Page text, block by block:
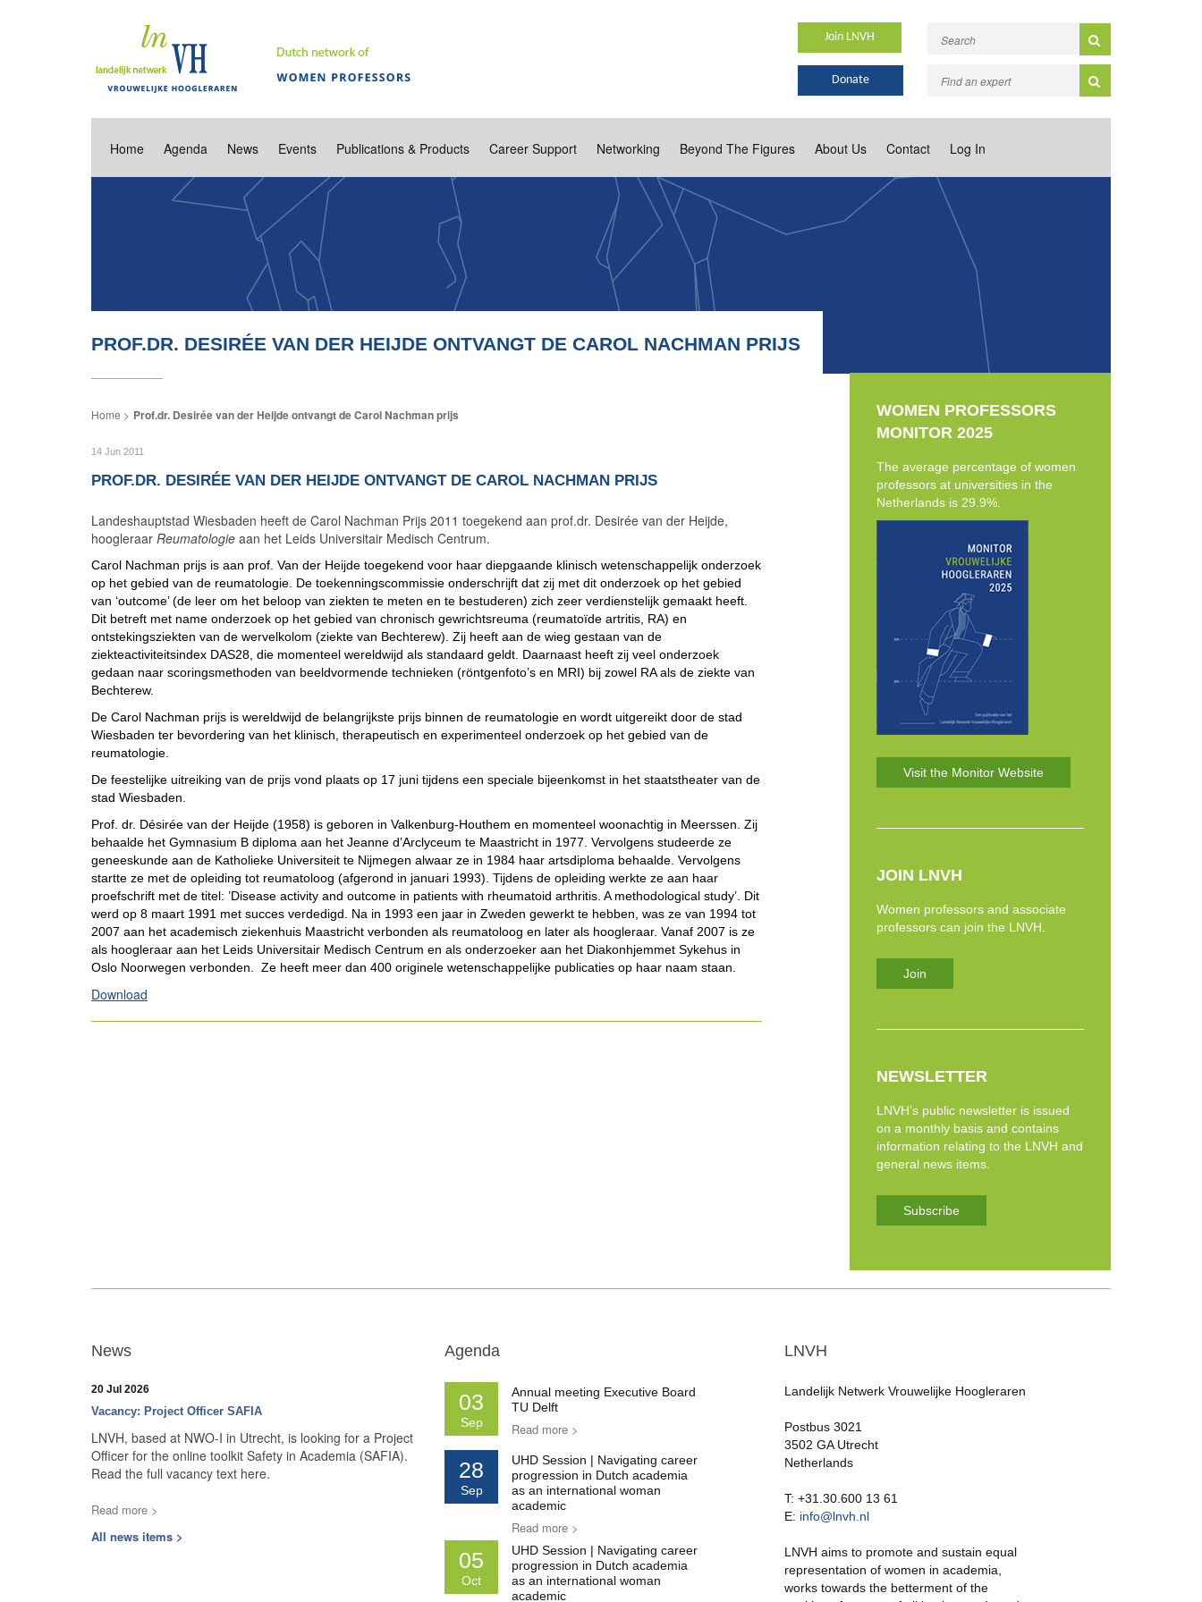
Join LNVH
Donate
Home Agenda News Events Publications & Products Career Support Networking Beyond The Figures About Us Contact Log In
PROF.DR. DESIRÉE VAN DER HEIJDE ONTVANGT DE CAROL NACHMAN PRIJS
Prof.dr. Desirée van der Heijde ontvangt de Carol Nachman prijs
14 Jun 2011
PROF.DR. DESIRÉE VAN DER HEIJDE ONTVANGT DE CAROL NACHMAN PRIJS
Landeshauptstad Wiesbaden heeft de Carol Nachman Prijs 2011 toegekend aan prof.dr. Desirée van der Heijde,
hoogleraar Reumatologie aan het Leids Universitair Medisch Centrum.
Carol Nachman prijs is aan prof. Van der Heijde toegekend voor haar diepgaande klinisch wetenschappelijk onderzoek
op het gebied van de reumatologie. De toekenningscommissie onderschrijft dat zij met dit onderzoek op het gebied
van ‘outcome’ (de leer om het beloop van ziekten te meten en te bestuderen) zich zeer verdienstelijk gemaakt heeft.
Dit betreft met name onderzoek op het gebied van chronisch gewrichtsreuma (reumatoïde artritis, RA) en
ontstekingsziekten van de wervelkolom (ziekte van Bechterew). Zij heeft aan de wieg gestaan van de
ziekteactiviteitsindex DAS28, die momenteel wereldwijd als standaard geldt. Daarnaast heeft zij veel onderzoek
gedaan naar scoringsmethoden van beeldvormende technieken (röntgenfoto’s en MRI) bij zowel RA als de ziekte van
Bechterew.
De Carol Nachman prijs is wereldwijd de belangrijkste prijs binnen de reumatologie en wordt uitgereikt door de stad
Wiesbaden ter bevordering van het klinisch, therapeutisch en experimenteel onderzoek op het gebied van de
reumatologie.
De feestelijke uitreiking van de prijs vond plaats op 17 juni tijdens een speciale bijeenkomst in het staatstheater van de
stad Wiesbaden.
Prof. dr. Désirée van der Heijde (1958) is geboren in Valkenburg-Houthem en momenteel woonachtig in Meerssen. Zij
behaalde het Gymnasium B diploma aan het Jeanne d’Arclyceum te Maastricht in 1977. Vervolgens studeerde ze
geneeskunde aan de Katholieke Universiteit te Nijmegen alwaar ze in 1984 haar artsdiploma behaalde. Vervolgens
startte ze met de opleiding tot reumatoloog (afgerond in januari 1993). Tijdens de opleiding werkte ze aan haar
proefschrift met de titel: ’Disease activity and outcome in patients with rheumatoid arthritis. A methodological study’. Dit
werd op 8 maart 1991 met succes verdedigd. Na in 1993 een jaar in Zweden gewerkt te hebben, was ze van 1994 tot
2007 aan het academisch ziekenhuis Maastricht verbonden als reumatoloog en later als hoogleraar. Vanaf 2007 is ze
als hoogleraar aan het Leids Universitair Medisch Centrum en als onderzoeker aan het Diakonhjemmet Sykehus in
Oslo Noorwegen verbonden. Ze heeft meer dan 400 originele wetenschappelijke publicaties op haar naam staan.
Download
WOMEN PROFESSORS
MONITOR 2025
The average percentage of women
professors at universities in the
Netherlands is 29.9%.
Visit the Monitor Website
JOIN LNVH
Women professors and associate
professors can join the LNVH.
Join
NEWSLETTER
LNVH’s public newsletter is issued
on a monthly basis and contains
information relating to the LNVH and
general news items.
Subscribe
News
20 Jul 2026
Vacancy: Project Officer SAFIA
LNVH, based at NWO-I in Utrecht, is looking for a Project
Officer for the online toolkit Safety in Academia (SAFIA).
Read the full vacancy text here.
Read more >
All news items >
Agenda
03
Sep
Annual meeting Executive Board
TU Delft
Read more >
28
Sep
UHD Session | Navigating career
progression in Dutch academia
as an international woman
academic
Read more >
05
Oct
UHD Session | Navigating career
progression in Dutch academia
as an international woman
academic
LNVH
Landelijk Netwerk Vrouwelijke Hoogleraren
Postbus 3021
3502 GA Utrecht
Netherlands
T: +31.30.600 13 61
E: info@lnvh.nl
LNVH aims to promote and sustain equal
representation of women in academia,
works towards the betterment of the